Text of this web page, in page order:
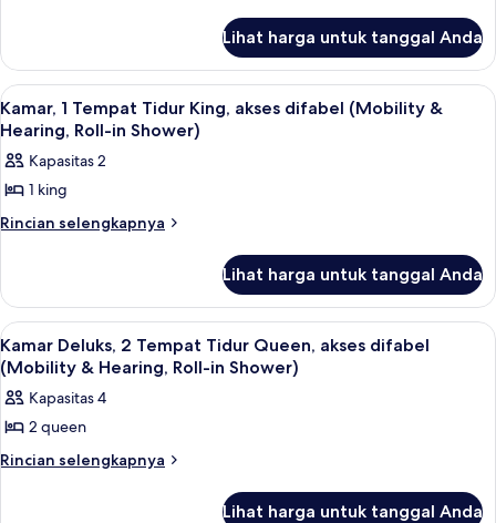
King,
akses
difabel
(Mobility
&
Hearing,
Roll-
Kamar,
Tempat
Tidur
akses
difabel
(Mobility
&
Shower)
Lihat harga untuk tanggal Anda
Lihat
semua
foto
untuk
Kamar,
1
King,
akses
difabel
(Mobility
&
Hearing,
Roll-
Seprai antialergi, brankas, meja
7
Kamar, 1 Tempat Tidur King, akses difabel (Mobility &
Hearing, Roll-in Shower)
Kapasitas 2
1 king
Rincian selengkapnya
Rincian
Kamar,
Tempat
Tidur
King,
akses
difabel
(Mobility
&
Lihat harga untuk tanggal Anda
Lihat
semua
foto
untuk
Kamar
Deluks,
Kamar Deluks, 2 Tempat Tidur
6
Kamar Deluks, 2 Tempat Tidur Queen, akses difabel
(Mobility & Hearing, Roll-in Shower)
Kapasitas 4
2 queen
Rincian selengkapnya
Rincian
Lihat harga untuk tanggal Anda